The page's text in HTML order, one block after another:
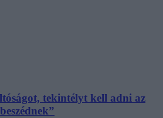
tekintélyt kell adni az